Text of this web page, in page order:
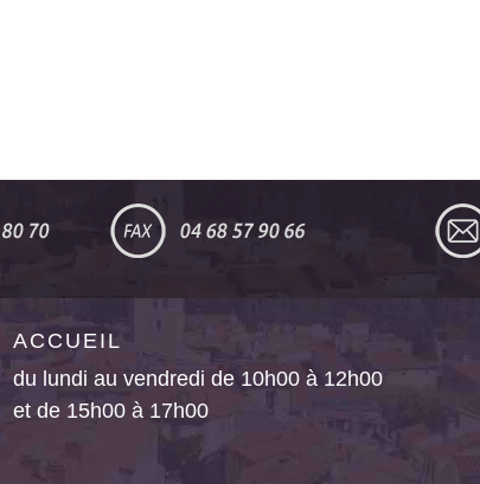
ACCUEIL
du lundi au vendredi de 10h00 à 12h00
et de 15h00 à 17h00